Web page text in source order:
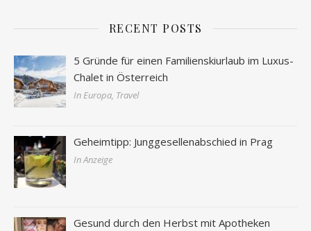
RECENT POSTS
5 Gründe für einen Familienskiurlaub im Luxus-
Chalet in Österreich
In Europa, Travel
Geheimtipp: Junggesellenabschied in Prag
In Anzeige
Gesund durch den Herbst mit Apotheken